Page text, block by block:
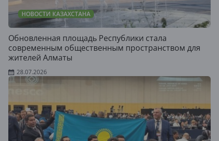
НОВОСТИ КАЗАХСТАНА
Обновленная площадь Республики стала
современным общественным пространством для
жителей Алматы
28.07.2026